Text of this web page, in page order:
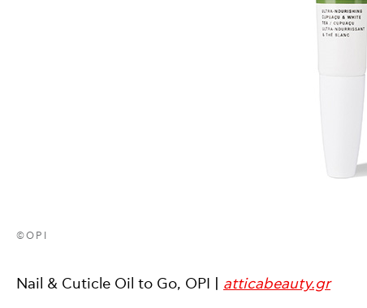
©OPI
Nail & Cuticle Oil to Go, OPI | atticabeauty.gr